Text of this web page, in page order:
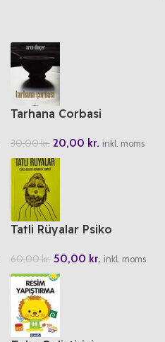
Tarhana Corbasi
30,00kr. 20,00 kr. inkl. moms
Tatli Rüyalar Psiko
60,00kr. 50,00 kr. inkl. moms